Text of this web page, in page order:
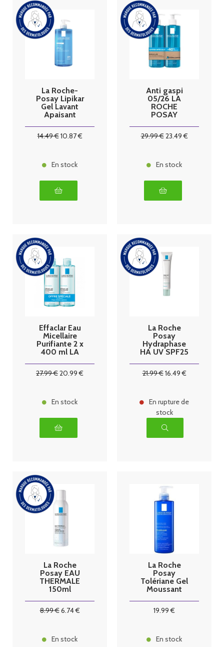
La Roche-
Posay Lipikar
Gel Lavant
Apaisant
14.49€10.87€
En stock
Anti gaspi
05/26 LA
ROCHE
POSAY
PURIFIANT
29.99€23.49€
En stock
Effaclar Eau
Micellaire
Purifiante 2 x
400 ml LA
27.99€20.99 €
En stock
La Roche
Posay
Hydraphase
HA UV SPF25
21.99€16.49€
En rupture de
stock
La Roche
Posay EAU
THERMALE
150ml
8.99€6.74€
En stock
La Roche
Posay
Tolériane Gel
Moussant
19.99 €
En stock